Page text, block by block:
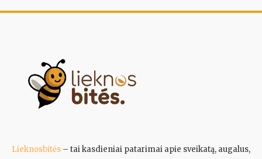
Lieknosbitės – tai kasdieniai patarimai apie sveikatą, augalus,